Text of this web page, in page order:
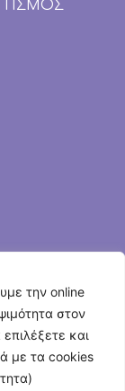
την online
στον
και
με τα cookies